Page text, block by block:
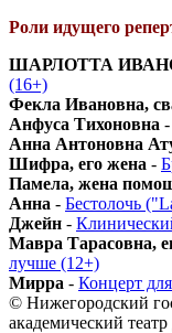
Роли идущего
ШАРЛОТТА
(16+)
Фекла Ивановна,
Анфуса Тихоновна -
Анна Антоновна
Шифра, его жена -
Памела, жена
Анна - Бестолочь
Джейн -
Мавра Тарасовна,
лучше (12+)
Мирра - Концерт
© Нижегородский
академический